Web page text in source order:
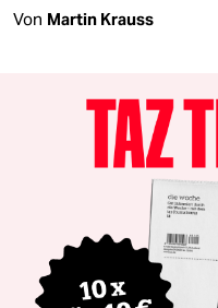
Von Martin Krauss